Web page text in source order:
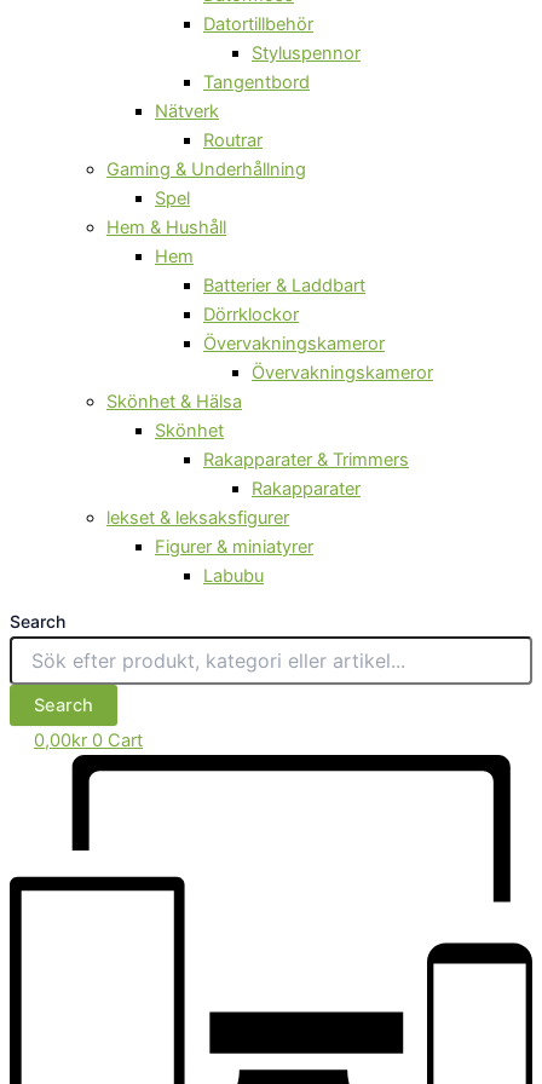
Datortillbehör
Styluspennor
Tangentbord
Nätverk
Routrar
Gaming & Underhållning
Spel
Hem & Hushåll
Hem
Batterier & Laddbart
Dörrklockor
Övervakningskameror
Övervakningskameror
Skönhet & Hälsa
Skönhet
Rakapparater & Trimmers
Rakapparater
lekset & leksaksfigurer
Figurer & miniatyrer
Labubu
Search
Search
0,00kr 0 Cart